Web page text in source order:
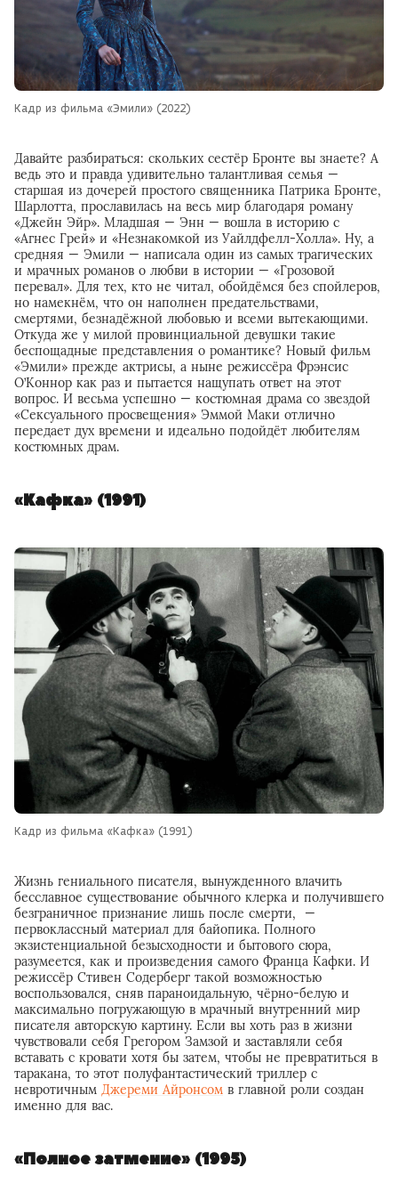
Кадр из фильма «Эмили» (2022)
Давайте разбираться: скольких сестёр Бронте вы знаете? А
ведь это и правда удивительно талантливая семья —
старшая из дочерей простого священника Патрика Бронте,
Шарлотта, прославилась на весь мир благодаря роману
«Джейн Эйр». Младшая — Энн — вошла в историю с
«Агнес Грей» и «Незнакомкой из Уайлдфелл-Холла». Ну, а
средняя — Эмили — написала один из самых трагических
и мрачных романов о любви в истории — «Грозовой
перевал». Для тех, кто не читал, обойдёмся без спойлеров,
но намекнём, что он наполнен предательствами,
смертями, безнадёжной любовью и всеми вытекающими.
Откуда же у милой провинциальной девушки такие
беспощадные представления о романтике? Новый фильм
«Эмили» прежде актрисы, а ныне режиссёра Фрэнсис
О’Коннор как раз и пытается нащупать ответ на этот
вопрос. И весьма успешно — костюмная драма со звездой
«Сексуального просвещения» Эммой Маки отлично
передает дух времени и идеально подойдёт любителям
костюмных драм.
«Кафка» (1991)
Кадр из фильма «Кафка» (1991)
Жизнь гениального писателя, вынужденного влачить
бесславное существование обычного клерка и получившего
безграничное признание лишь после смерти, —
первоклассный материал для байопика. Полного
экзистенциальной безысходности и бытового сюра,
разумеется, как и произведения самого Франца Кафки. И
режиссёр Стивен Содерберг такой возможностью
воспользовался, сняв параноидальную, чёрно-белую и
максимально погружающую в мрачный внутренний мир
писателя авторскую картину. Если вы хоть раз в жизни
чувствовали себя Грегором Замзой и заставляли себя
вставать с кровати хотя бы затем, чтобы не превратиться в
таракана, то этот полуфантастический триллер с
невротичным Джереми Айронсом в главной роли создан
именно для вас.
«Полное затмение» (1995)